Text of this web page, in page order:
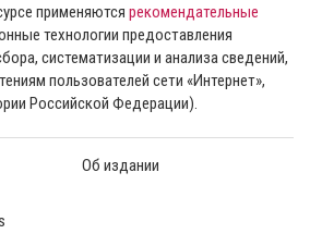
применяются рекомендательные
технологии предоставления
систематизации и анализа сведений,
пользователей сети «Интернет»,
Российской Федерации).
Об издании